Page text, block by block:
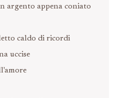
argento appena coniato
caldo di ricordi
uccise